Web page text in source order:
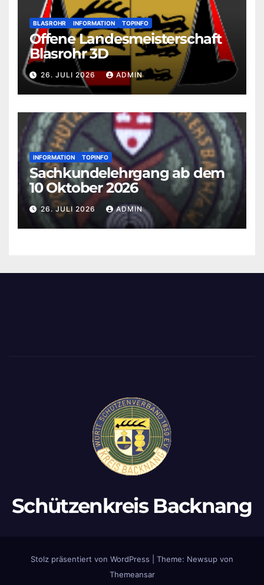
BLASROHR INFORMATION TOPINFO
Offene Landesmeisterschaft
Blasrohr 3D
26. JULI 2026 ADMIN
INFORMATION TOPINFO
Sachkundelehrgang ab dem
10 Oktober 2026
26. JULI 2026 ADMIN
Schützenkreis Backnang
Stolz präsentiert von WordPress Theme: Newsup von
Themeansar